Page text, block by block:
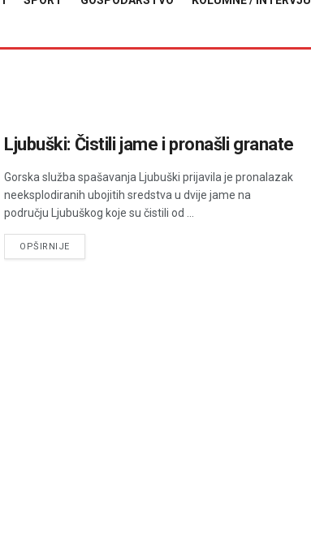
Ljubuški: Čistili jame i pronašli granate
Gorska služba spašavanja Ljubuški prijavila je pronalazak
neeksplodiranih ubojitih sredstva u dvije jame na
području Ljubuškog koje su čistili od ...
OPŠIRNIJEDETAILS